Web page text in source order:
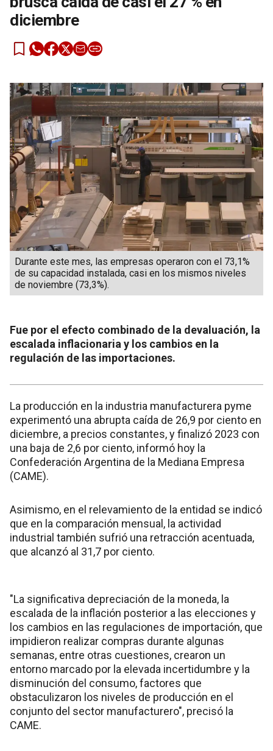
diciembre
Durante este mes, las empresas operaron con el 73,1%
de su capacidad instalada, casi en los mismos niveles
de noviembre (73,3%).
Fue por el efecto combinado de la devaluación, la
escalada inflacionaria y los cambios en la
regulación de las importaciones.
La producción en la industria manufacturera pyme
experimentó una abrupta caída de 26,9 por ciento en
diciembre, a precios constantes, y finalizó 2023 con
una baja de 2,6 por ciento, informó hoy la
Confederación Argentina de la Mediana Empresa
(CAME).
Asimismo, en el relevamiento de la entidad se indicó
que en la comparación mensual, la actividad
industrial también sufrió una retracción acentuada,
que alcanzó al 31,7 por ciento.
"La significativa depreciación de la moneda, la
escalada de la inflación posterior a las elecciones y
los cambios en las regulaciones de importación, que
impidieron realizar compras durante algunas
semanas, entre otras cuestiones, crearon un
entorno marcado por la elevada incertidumbre y la
disminución del consumo, factores que
obstaculizaron los niveles de producción en el
conjunto del sector manufacturero", precisó la
CAME.